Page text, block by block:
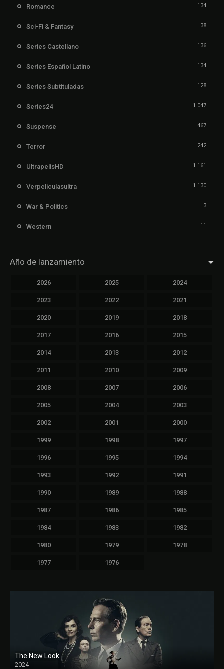
Romance 134
Sci-Fi & Fantasy 38
Series Castellano 136
Series Español Latino 134
Series Subtituladas 128
Series24 1.047
Suspense 467
Terror 242
UltrapelisHD 1.161
Verpeliculasultra 1.130
War & Politics 3
Western 11
Año de lanzamiento
2026 2025 2024
2023 2022 2021
2020 2019 2018
2017 2016 2015
2014 2013 2012
2011 2010 2009
2008 2007 2006
2005 2004 2003
2002 2001 2000
1999 1998 1997
1996 1995 1994
1993 1992 1991
1990 1989 1988
1987 1986 1985
1984 1983 1982
1980 1979 1978
1977 1976
The New Look
2024